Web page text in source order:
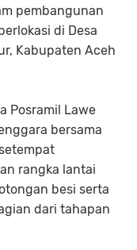
pembangunan
di Desa
Kabupaten Aceh
Posramil Lawe
bersama
rangka lantai
besi serta
dari tahapan